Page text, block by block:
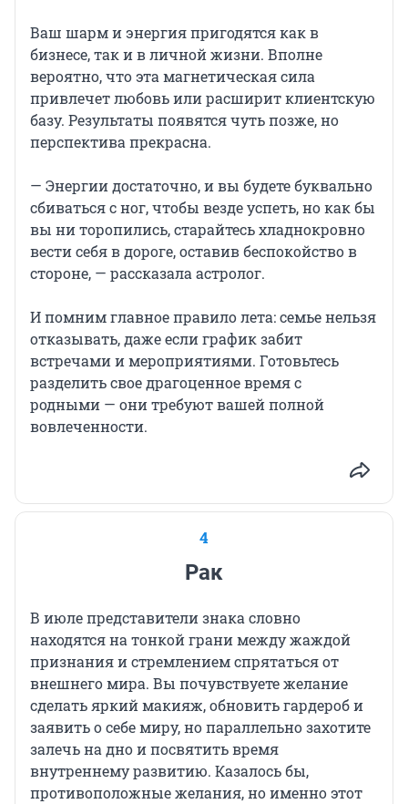
Ваш шарм и энергия пригодятся как в
бизнесе, так и в личной жизни. Вполне
вероятно, что эта магнетическая сила
привлечет любовь или расширит клиентскую
базу. Результаты появятся чуть позже, но
перспектива прекрасна.
— Энергии достаточно, и вы будете буквально
сбиваться с ног, чтобы везде успеть, но как бы
вы ни торопились, старайтесь хладнокровно
вести себя в дороге, оставив беспокойство в
стороне, — рассказала астролог.
И помним главное правило лета: семье нельзя
отказывать, даже если график забит
встречами и мероприятиями. Готовьтесь
разделить свое драгоценное время с
родными — они требуют вашей полной
вовлеченности.
4
Рак
В июле представители знака словно
находятся на тонкой грани между жаждой
признания и стремлением спрятаться от
внешнего мира. Вы почувствуете желание
сделать яркий макияж, обновить гардероб и
заявить о себе миру, но параллельно захотите
залечь на дно и посвятить время
внутреннему развитию. Казалось бы,
противоположные желания, но именно этот